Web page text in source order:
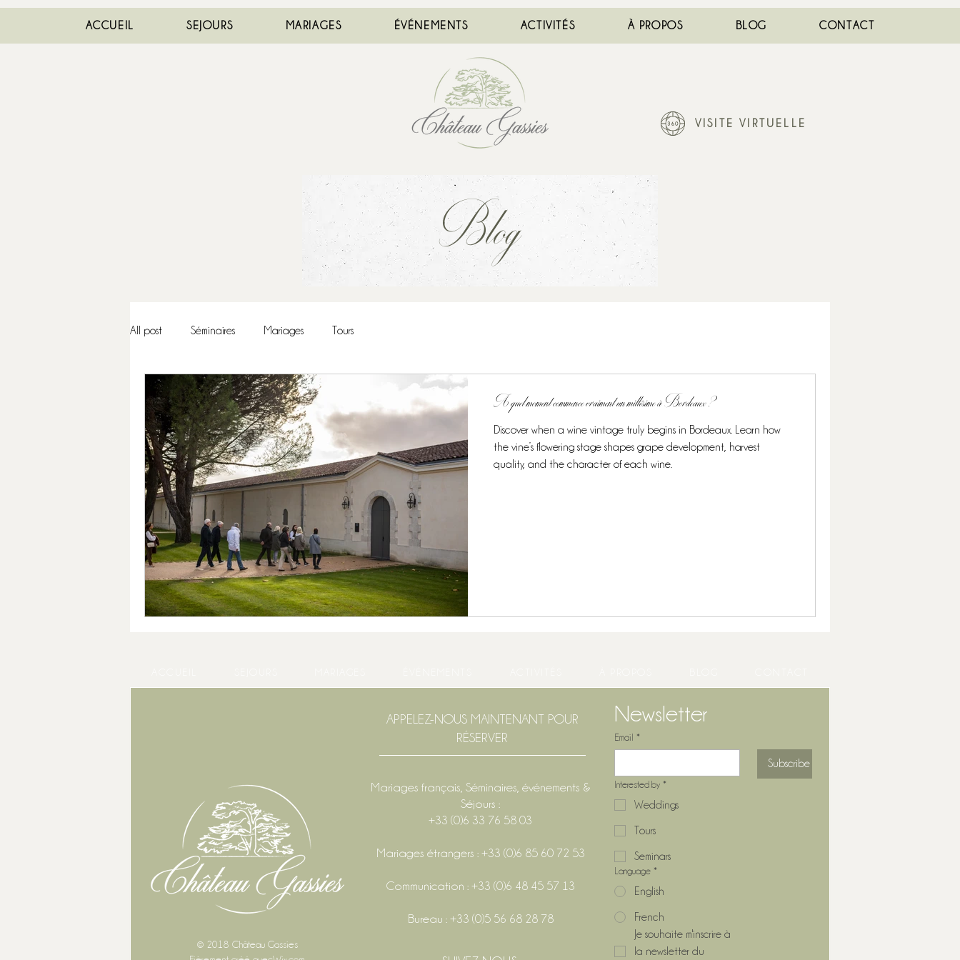
ACCUEIL SEJOURS MARIAGES ÉVÉNEMENTS ACTIVITÉS À PROPOS BLOG CONTACT
VISITE VIRTUELLE
All post Séminaires Mariages Tours
A quel moment commence vraiment un millésime à Bordeaux ?
Discover when a wine vintage truly begins in Bordeaux. Learn how
the vine’s flowering stage shapes grape development, harvest
quality, and the character of each wine.
Blog
© 2018 Château Gassies
APPELEZ-NOUS MAINTENANT POUR
RÉSERVER
Mariages français, Séminaires, événements &
Séjours :
+33 (0)6 33 76 58 03
Mariages étrangers : +33 (0)6 85 60 72 53
Communication : +33 (0)6 48 45 57 13
Bureau : +33 (0)5 56 68 28 78
Newsletter
Email *
Subscribe
Interested by *
Weddings
Tours
Seminars
Language *
English
French
Je souhaite m'inscrire à
la newsletter du